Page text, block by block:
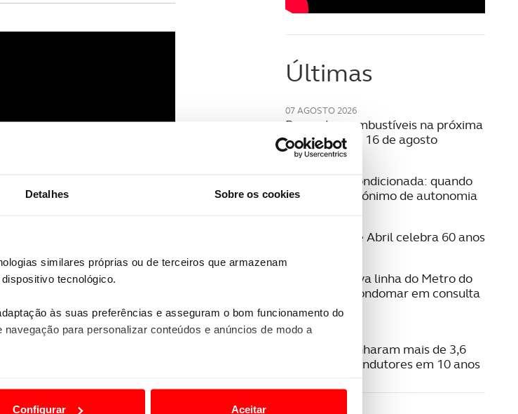
Detalhes Sobre os cookies
similares próprias ou de terceiros que armazenam
tecnológico.
às suas preferências e asseguram o bom funcionamento do
para personalizar conteúdos e anúncios de modo a
Configurar Aceitar
Últimas
07 AGOSTO 2026
Preço dos combustíveis na próxima
semana | 10 a 16 de agosto
Mobilidade condicionada: quando
conduzir é sinónimo de autonomia
A Ponte 25 de Abril celebra 60 anos
06 AGOSTO 2026
Estudo da nova linha do Metro do
Porto para Gondomar em consulta
pública
06 AGOSTO 2026
Radares apanharam mais de 3,6
milhões de condutores em 10 anos